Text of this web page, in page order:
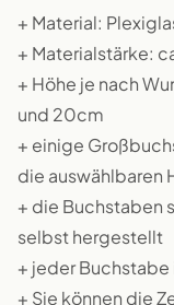
+ Material:
+ Materialstärke:
+ Höhe je nach
und 20cm
+ einige
die auswählbaren
+ die Buchstaben
selbst hergestellt
+ jeder Buchstabe
+ Sie können die